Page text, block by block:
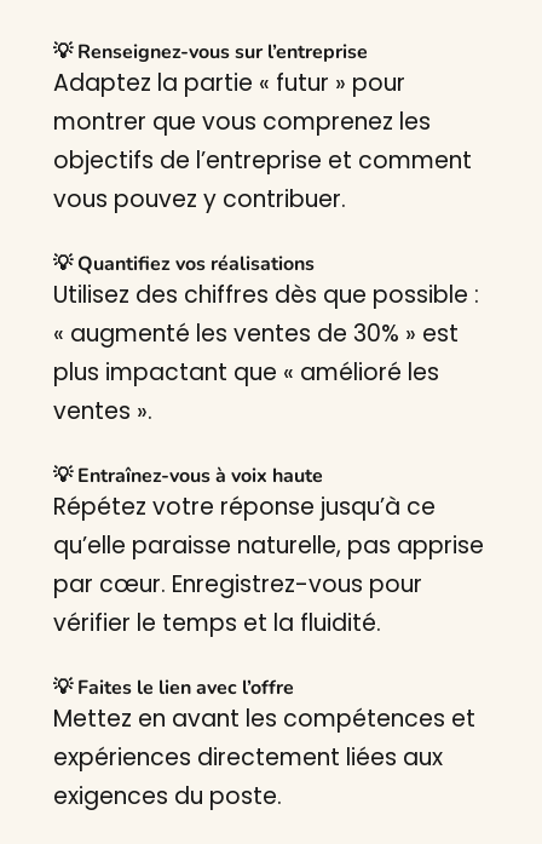
💡 Renseignez-vous sur l’entreprise
Adaptez la partie « futur » pour
montrer que vous comprenez les
objectifs de l’entreprise et comment
vous pouvez y contribuer.
💡 Quantifiez vos réalisations
Utilisez des chiffres dès que possible :
« augmenté les ventes de 30% » est
plus impactant que « amélioré les
ventes ».
💡 Entraînez-vous à voix haute
Répétez votre réponse jusqu’à ce
qu’elle paraisse naturelle, pas apprise
par cœur. Enregistrez-vous pour
vérifier le temps et la fluidité.
💡 Faites le lien avec l’offre
Mettez en avant les compétences et
expériences directement liées aux
exigences du poste.